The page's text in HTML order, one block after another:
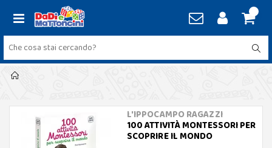
L'IPPOCAMPO RAGAZZI
100 ATTIVITÀ MONTESSORI PER
SCOPRIRE IL MONDO